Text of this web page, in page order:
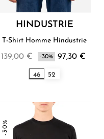
HINDUSTRIE
T-Shirt Homme Hindustrie
139,00 € -30% 97,30 €
46 52
-30%